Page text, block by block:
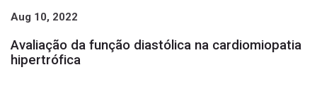
Aug 10, 2022
Avaliação da função diastólica na cardiomiopatia
hipertrófica